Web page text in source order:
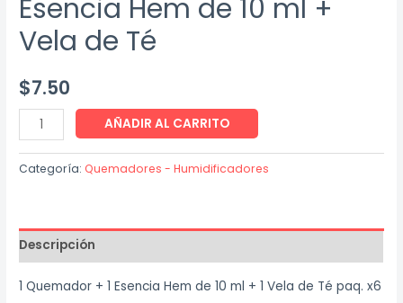
Esencia Hem de 10 ml +
Vela de Té
$7.50
Combo
Quemador
+
de
10
ml
AÑADIR AL CARRITO
Categoría: Quemadores - Humidificadores
Descripción
1 Quemador + 1 Esencia Hem de 10 ml + 1 Vela de Té paq. x6